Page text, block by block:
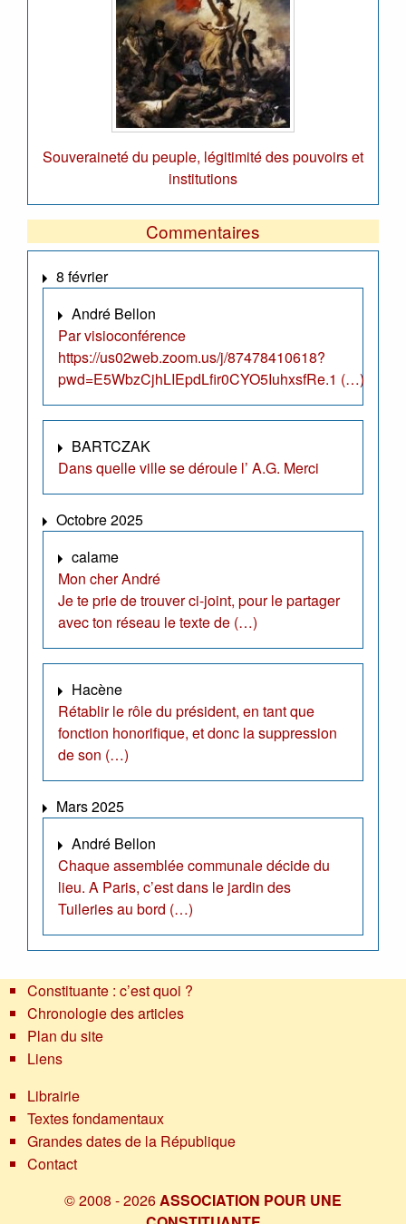
Souveraineté du peuple, légitimité des pouvoirs et
institutions
Commentaires
8 février
André Bellon
Par visioconférence
https://us02web.zoom.us/j/87478410618?
pwd=E5WbzCjhLIEpdLfir0CYO5IuhxsfRe.1 (…)
BARTCZAK
Dans quelle ville se déroule l’ A.G. Merci
Octobre 2025
calame
Mon cher André
Je te prie de trouver ci-joint, pour le partager
avec ton réseau le texte de (…)
Hacène
Rétablir le rôle du président, en tant que
fonction honorifique, et donc la suppression
de son (…)
Mars 2025
André Bellon
Chaque assemblée communale décide du
lieu. A Paris, c’est dans le jardin des
Tuileries au bord (…)
Constituante : c’est quoi ?
Chronologie des articles
Plan du site
Liens
Librairie
Textes fondamentaux
Grandes dates de la République
Contact
© 2008 - 2026ASSOCIATION POUR UNE